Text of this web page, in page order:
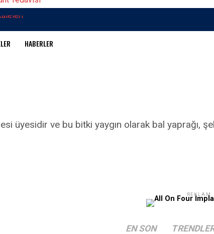
HABERLER
üyesidir ve bu bitki yaygın olarak bal yaprağı,
REKLAM
EN SON